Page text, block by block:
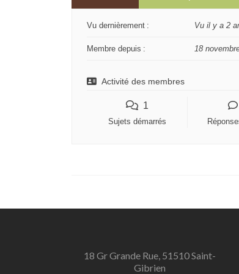
Vu dernièrement : Vu il y a 2
Membre depuis : 18
Activité des membres
1
Sujets démarrés
18 Gr Grande Rue, 51510 Saint-
Gibrien